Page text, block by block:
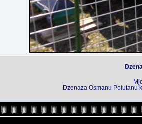
Dzenaza Osmanu Polutanu